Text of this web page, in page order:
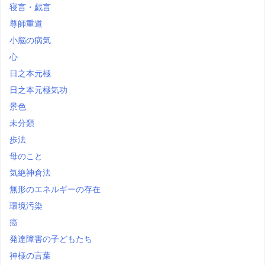
寝言・戯言
尊師重道
小脳の病気
心
日之本元極
日之本元極気功
景色
未分類
歩法
母のこと
気絶神倉法
無形のエネルギーの存在
環境汚染
癌
発達障害の子どもたち
神様の言葉